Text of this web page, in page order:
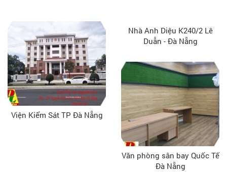
Viện Kiểm Sát TP Đà Nẵng
Nhà Anh Diệu K240/2 Lê
Duẫn - Đà Nẵng
Văn phòng sân bay Quốc Tế
Đà Nẵng